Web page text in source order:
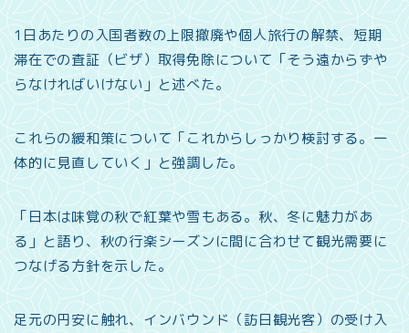
1日あたりの入国者数の上限撤廃や個人旅行の解禁、短期
滞在での査証（ビザ）取得免除について「そう遠からずや
らなければいけない」と述べた。
これらの緩和策について「これからしっかり検討する。一
体的に見直していく」と強調した。
「日本は味覚の秋で紅葉や雪もある。秋、冬に魅力があ
る」と語り、秋の行楽シーズンに間に合わせて観光需要に
つなげる方針を示した。
足元の円安に触れ、インバウンド（訪日観光客）の受け入